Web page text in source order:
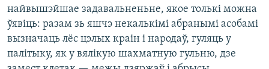
найвышэйшае задавальненьне, якое толькі можна
ўявіць: разам зь яшчэ некалькімі абранымі асобамі
вызначаць лёс цэлых краін і народаў, гуляць у
палітыку, як у вялікую шахматную гульню, дзе